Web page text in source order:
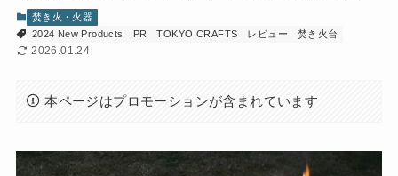
焚き火・火器
2024 New Products
PR TOKYO CRAFTS レビュー 焚き火台
2026.01.24
本ページはプロモーションが含まれています